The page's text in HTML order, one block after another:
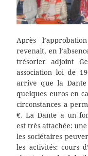
Après
revenait, en
trésorier adjoint
association loi de
arrive que la Dante
quelques euros en
circonstances a
€. La Dante a un
est très attachée:
les sociétaires
les activités: cours